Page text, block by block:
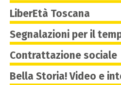
LiberEtà Toscana
Segnalazioni per il
Contrattazione sociale
Bella Storia! Video e